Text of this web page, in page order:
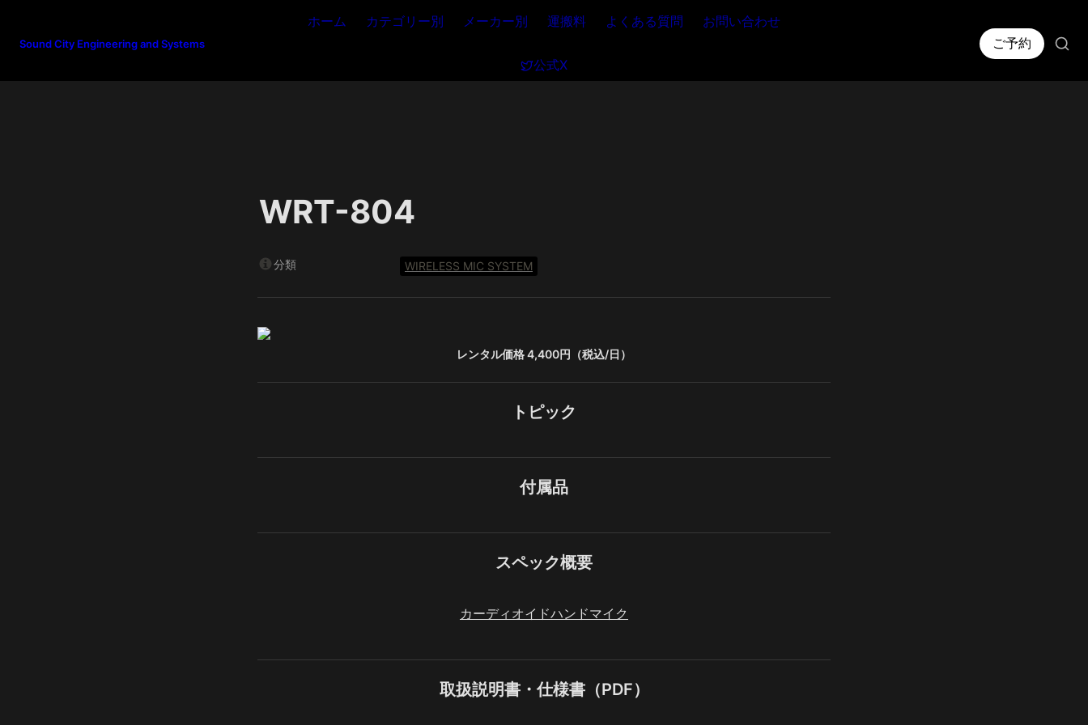
Sound City Engineering and Systems
ホーム カテゴリー別 メーカー別 運搬料 よくある質問 お問い合わせ
公式X
ご予約
WRT-804
分類 WIRELESS MIC SYSTEM
レンタル価格 4,400円（税込/日）
トピック
付属品
スペック概要
カーディオイドハンドマイク
取扱説明書・仕様書（PDF）